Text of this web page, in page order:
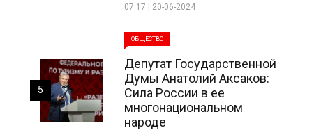
07:17 | 20-06-2024
ОБЩЕСТВО
Депутат Государственной
Думы Анатолий Аксаков:
Сила России в ее
многонациональном
народе
5